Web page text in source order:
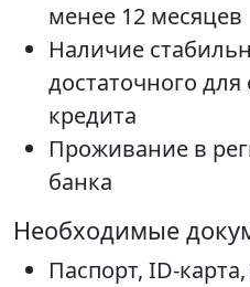
менее 12 месяцев
Наличие
достаточного
кредита
Проживание в
банка
Необходимые
Паспорт, ID-